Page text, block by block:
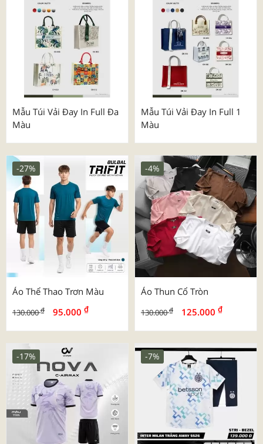
Mẫu Túi Vải Đay In Full Đa
Màu
Mẫu Túi Vải Đay In Full 1
Màu
Áo Thể Thao Trơn Màu
130.000₫ 95.000 ₫
-27%
Áo Thun Cổ Tròn
130.000₫ 125.000 ₫
-4%
-17% -7%